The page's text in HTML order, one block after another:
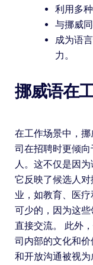
利用多
与挪威
成为语
力。
挪威语在
在工作场景中，
司在招聘时更倾
人。这不仅是因
它反映了候选人
业，如教育、医
可少的，因为这
直接交流。 此外
司内部的文化和
和开放沟通被视